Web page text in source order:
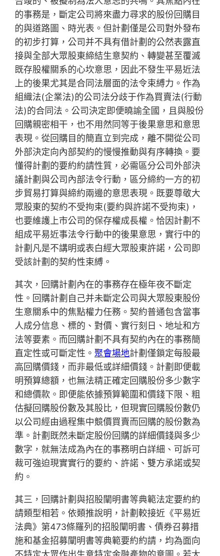
的事務是，斷定公司將來盡力尋求的股份回購目
的與道路圖、時光表。但計劃僅是公司對外發布
的初步打算，公司并不具有借計劃的公然表露直
接與全部大眾股東締結生意契約、轉變甚至覆滅
既存股權關系的心坎意思，因此不發生平易近法
上的後果尤其是合同法層面的法令束縛力。作為
組織法(企業法)的公司法分歧于作為買賣法(行動
法)的合同法。公司決定即便曉諭全國，且與股份
回購親密相干，也不用然同等于後果意思和意思
表現。從回購目的簡直立到完成，離不開從公司
外部決定向內部契約的慢慢推動與有序轉換。要
懂得計劃的要約約請性質，必需區分公司外部決
議計劃與公司內部法令行動，區分締約一方的初
步貿易打算與締約兩邊的意思表現。既要尊敬大
眾股東的契約不受拘束(要約與許諾不受拘束)，
也要維護上市公司的保存權成長權。恰因計劃不
組成平易近事法令行動中的後果意思，實行中的
計劃凡是不講明或表白經大眾股東許諾，公司即
受該計劃的契約性束縛。
其次，回購計劃內在的事務存在極年夜不斷定
性。回購計劃自己并未斷定公司與大眾股東股份
生意關系中的焦點權力任務。契約普通包含當事
人成分信息、標的、對價、實行刻日、地址和方
法等要素。而回購計劃不具有契約內在的事務簡
直定性或可斷定性。聚會場地計劃僅鎖定每股最
高回購價錢，而非最低或詳細價錢。計劃即便載
明預算總額，也無法精正確定回購股份多少數字
和總價款。即便能依據預算範圍和價錢下限、粗
估擬回購股份數及其股比，但現實回購股份數仍
以公司經由過程集中競價買賣而回購的股份數為
準。計劃既然未斷定股份回購的詳細價錢與多少
數字，就無法成為內在的事務明白詳細、可訴可
裁可強迫現實實行的要約、許諾、雙方承諾或契
約。
其三，回購計劃與招股闡明書等典範法定要約約
請類型相若。依類推說明，計劃較接近《平易近
法典》第473條羅列的招股闡明書、債券召募措
施和基金招募闡明書等典範要約約請，均為面向